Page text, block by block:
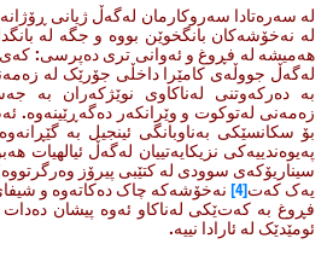
لە سەرەتادا سەروکارمان لەگەڵ ژیانی
لە نەخۆشەکان بانگخوێن بووە و جگە لە
هەمیشە لە فڕوغ و ئەوانی تری دەپرسی: کەی
لەگەڵ جووڵەی کامێرا داخڵی جۆرێک لە زەمەنی
بە دەرکەوتنی لەناکاوی نوێژکەران بە
زەمەنی لەتوکوت و وێرانکەر دەگەڕێینەوە.
بۆ سکانسێکی بەناوبانگی ئینجیل بە
پەیوەندییەکی نزیکایەتییان لەگەڵ
سیناریۆکەی سوودی لە کتێبی پیرۆز
یەک کەت[4]
نەخۆشەکە چاک دەکاتەوە و
فڕوغ بە کەت‌ێکی لەناکاو ئەوە پیشان
ئومێدێک لە ئارادا نییە.